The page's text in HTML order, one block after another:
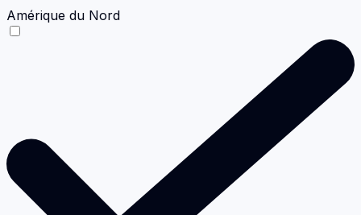
Amérique du Nord